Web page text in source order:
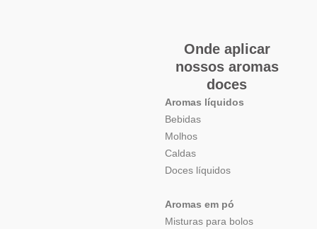
Onde aplicar
nossos aromas
doces
Aromas líquidos
Bebidas
Molhos
Caldas
Doces líquidos
Aromas em pó
Misturas para bolos